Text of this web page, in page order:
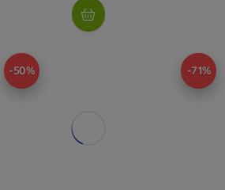
-50% -71%